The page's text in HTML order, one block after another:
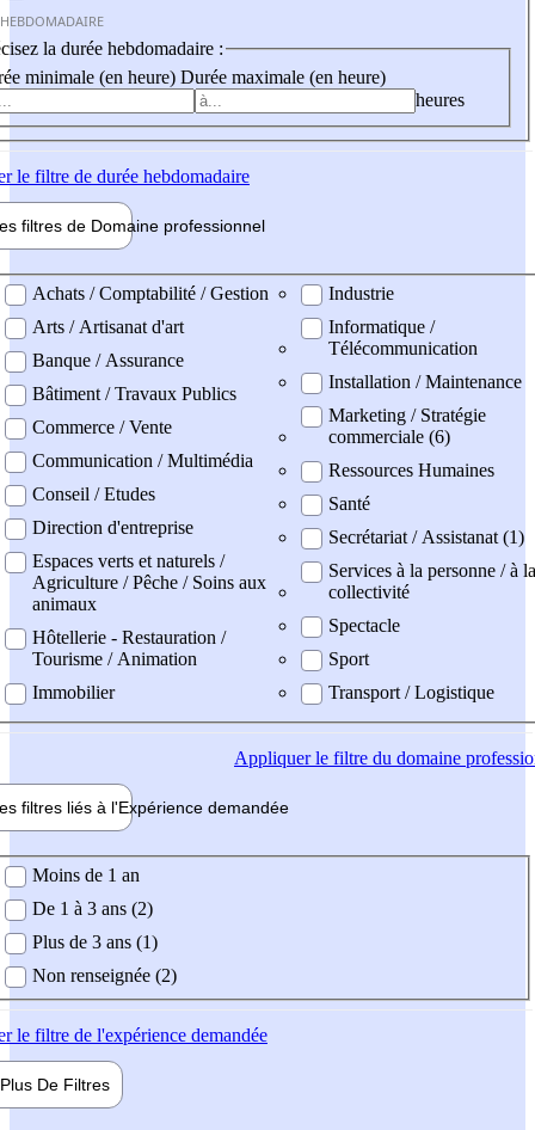
la durée hebdomadaire :
minimale (en heure) Durée maximale (en heure)
heures
le filtre de durée hebdomadaire
filtres de Domaine professionnel
professionel
Achats / Comptabilité / Gestion
Arts / Artisanat d'art
Banque / Assurance
Bâtiment / Travaux Publics
Commerce / Vente
Communication / Multimédia
Conseil / Etudes
Direction d'entreprise
Espaces verts et naturels /
Agriculture / Pêche / Soins aux
animaux
Hôtellerie - Restauration /
Tourisme / Animation
Immobilier
Industrie
Informatique /
Télécommunication
Installation / Maintenance
Marketing / Stratégie
commerciale (6)
Ressources Humaines
Santé
Secrétariat / Assistanat (1)
Services à la personne / à la
collectivité
Spectacle
Sport
Transport / Logistique
Appliquerle filtre du domaine
filtres liés à l'Expérience demandée
demandée
Moins de 1 an
De 1 à 3 ans (2)
Plus de 3 ans (1)
Non renseignée (2)
le filtre de l'expérience demandée
Plus De Filtres